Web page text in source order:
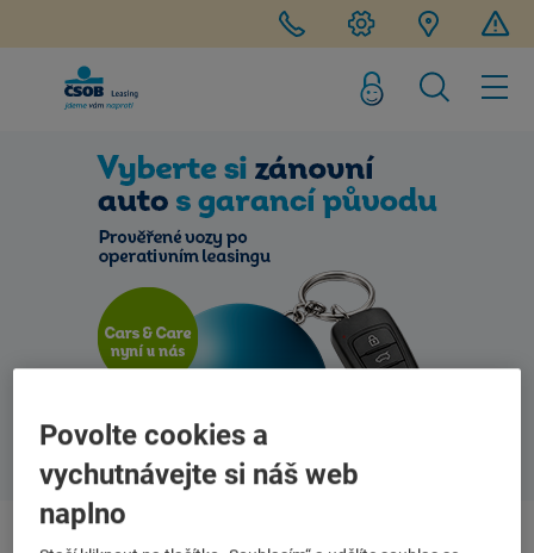
e-Kalkulačka
Povolte cookies a
vychutnávejte si náš web
naplno